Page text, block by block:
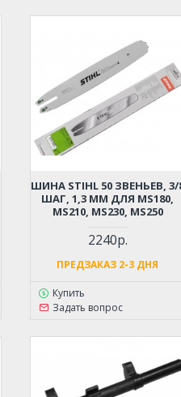
ШИНА STIHL 50 ЗВЕНЬЕВ, 3/
ШАГ, 1,3 ММ ДЛЯ MS180,
MS210, MS230, MS250
2240р.
ПРЕДЗАКАЗ 2-3 ДНЯ
Купить
Задать вопрос